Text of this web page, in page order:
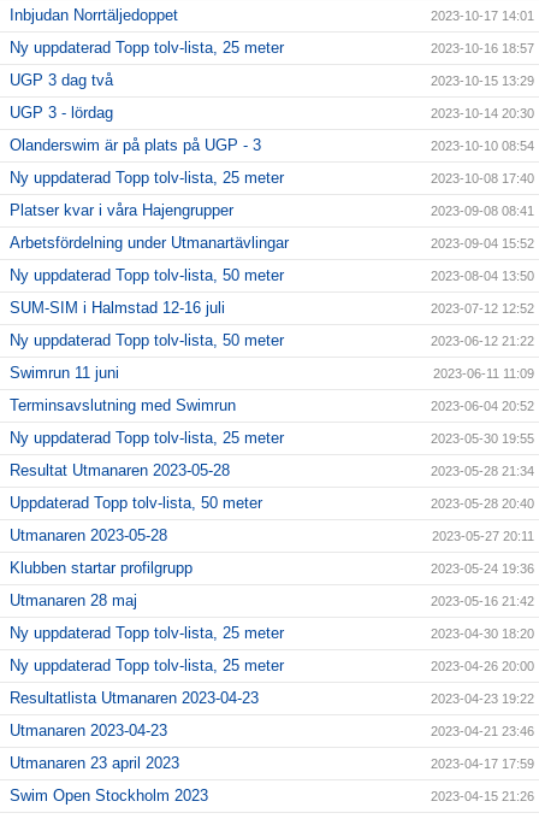
Inbjudan Norrtäljedoppet 2023-10-17 14:01
Ny uppdaterad Topp tolv-lista, 25 meter 2023-10-16 18:57
UGP 3 dag två 2023-10-15 13:29
UGP 3 - lördag 2023-10-14 20:30
Olanderswim är på plats på UGP - 3 2023-10-10 08:54
Ny uppdaterad Topp tolv-lista, 25 meter 2023-10-08 17:40
Platser kvar i våra Hajengrupper 2023-09-08 08:41
Arbetsfördelning under Utmanartävlingar 2023-09-04 15:52
Ny uppdaterad Topp tolv-lista, 50 meter 2023-08-04 13:50
SUM-SIM i Halmstad 12-16 juli 2023-07-12 12:52
Ny uppdaterad Topp tolv-lista, 50 meter 2023-06-12 21:22
Swimrun 11 juni 2023-06-11 11:09
Terminsavslutning med Swimrun 2023-06-04 20:52
Ny uppdaterad Topp tolv-lista, 25 meter 2023-05-30 19:55
Resultat Utmanaren 2023-05-28 2023-05-28 21:34
Uppdaterad Topp tolv-lista, 50 meter 2023-05-28 20:40
Utmanaren 2023-05-28 2023-05-27 20:11
Klubben startar profilgrupp 2023-05-24 19:36
Utmanaren 28 maj 2023-05-16 21:42
Ny uppdaterad Topp tolv-lista, 25 meter 2023-04-30 18:20
Ny uppdaterad Topp tolv-lista, 25 meter 2023-04-26 20:00
Resultatlista Utmanaren 2023-04-23 2023-04-23 19:22
Utmanaren 2023-04-23 2023-04-21 23:46
Utmanaren 23 april 2023 2023-04-17 17:59
Swim Open Stockholm 2023 2023-04-15 21:26